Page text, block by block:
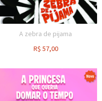
A zebra de pijama
R$ 57,00